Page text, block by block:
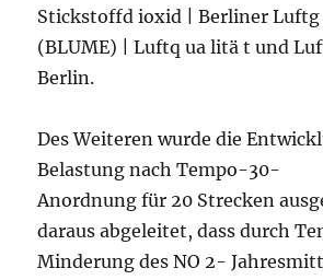
Stickstoffd ioxid | Berliner Luftg
(BLUME) | Luftq ua litä t und
Berlin.
Des Weiteren wurde die
Belastung nach Tempo-30-
Anordnung für 20 Strecken
daraus abgeleitet, dass durch
Minderung des NO 2-